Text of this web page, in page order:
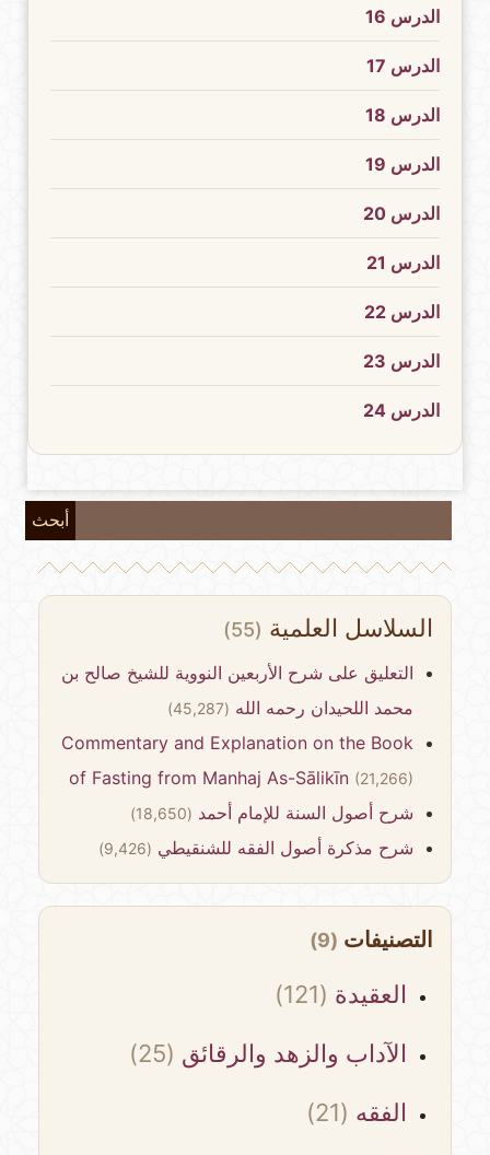
الدرس 16
الدرس 17
الدرس 18
الدرس 19
الدرس 20
الدرس 21
الدرس 22
الدرس 23
الدرس 24
أبحث
السلاسل العلمية(55)
التعليق على شرح الأربعين النووية للشيخ صالح بن
محمد اللحيدان رحمه الله(45,287)
Commentary and Explanation on the Book
of Fasting from Manhaj As-Sālikīn(21,266)
شرح أصول السنة للإمام أحمد(18,650)
شرح مذكرة أصول الفقه للشنقيطي (9,426)
التصنيفات(9)
العقيدة(121)
الآداب والزهد والرقائق(25)
الفقه(21)